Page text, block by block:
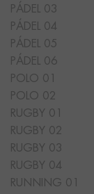
PÁDEL 03
PÁDEL 04
PÁDEL 05
PÁDEL 06
POLO 01
POLO 02
RUGBY 01
RUGBY 02
RUGBY 03
RUGBY 04
RUNNING 01